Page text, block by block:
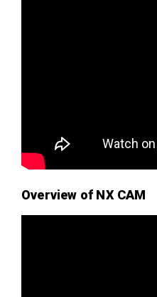
Overview of NX CAM